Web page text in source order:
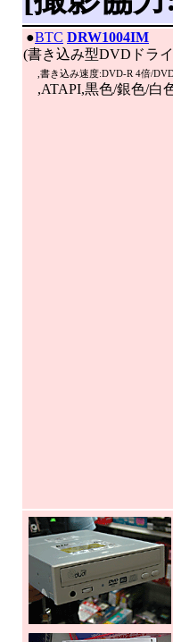
●BTC DRW1004IM
(書き込み型DVDドラ
,書き込み速度:DVD-R 4倍/
,ATAPI,黒色/銀色/白